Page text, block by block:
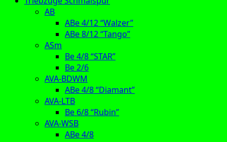
AB
ABe 4/12 “Walzer”
ABe 8/12 “Tango”
ASm
Be 4/8 “STAR”
Be 2/6
AVA-BDWM
ABe 4/8 “Diamant”
AVA-LTB
Be 6/8 “Rubin”
AVA-WSB
ABe 4/8